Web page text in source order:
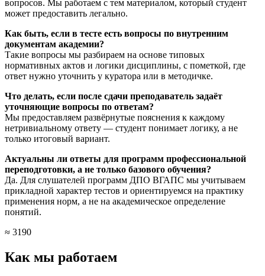
вопросов. Мы работаем с тем материалом, который студент
может предоставить легально.
Как быть, если в тесте есть вопросы по внутренним
документам академии?
Такие вопросы мы разбираем на основе типовых
нормативных актов и логики дисциплины, с пометкой, где
ответ нужно уточнить у куратора или в методичке.
Что делать, если после сдачи преподаватель задаёт
уточняющие вопросы по ответам?
Мы предоставляем развёрнутые пояснения к каждому
нетривиальному ответу — студент понимает логику, а не
только итоговый вариант.
Актуальны ли ответы для программ профессиональной
переподготовки, а не только базового обучения?
Да. Для слушателей программ ДПО ВГАПС мы учитываем
прикладной характер тестов и ориентируемся на практику
применения норм, а не на академическое определение
понятий.
≈ 3190
Как мы работаем